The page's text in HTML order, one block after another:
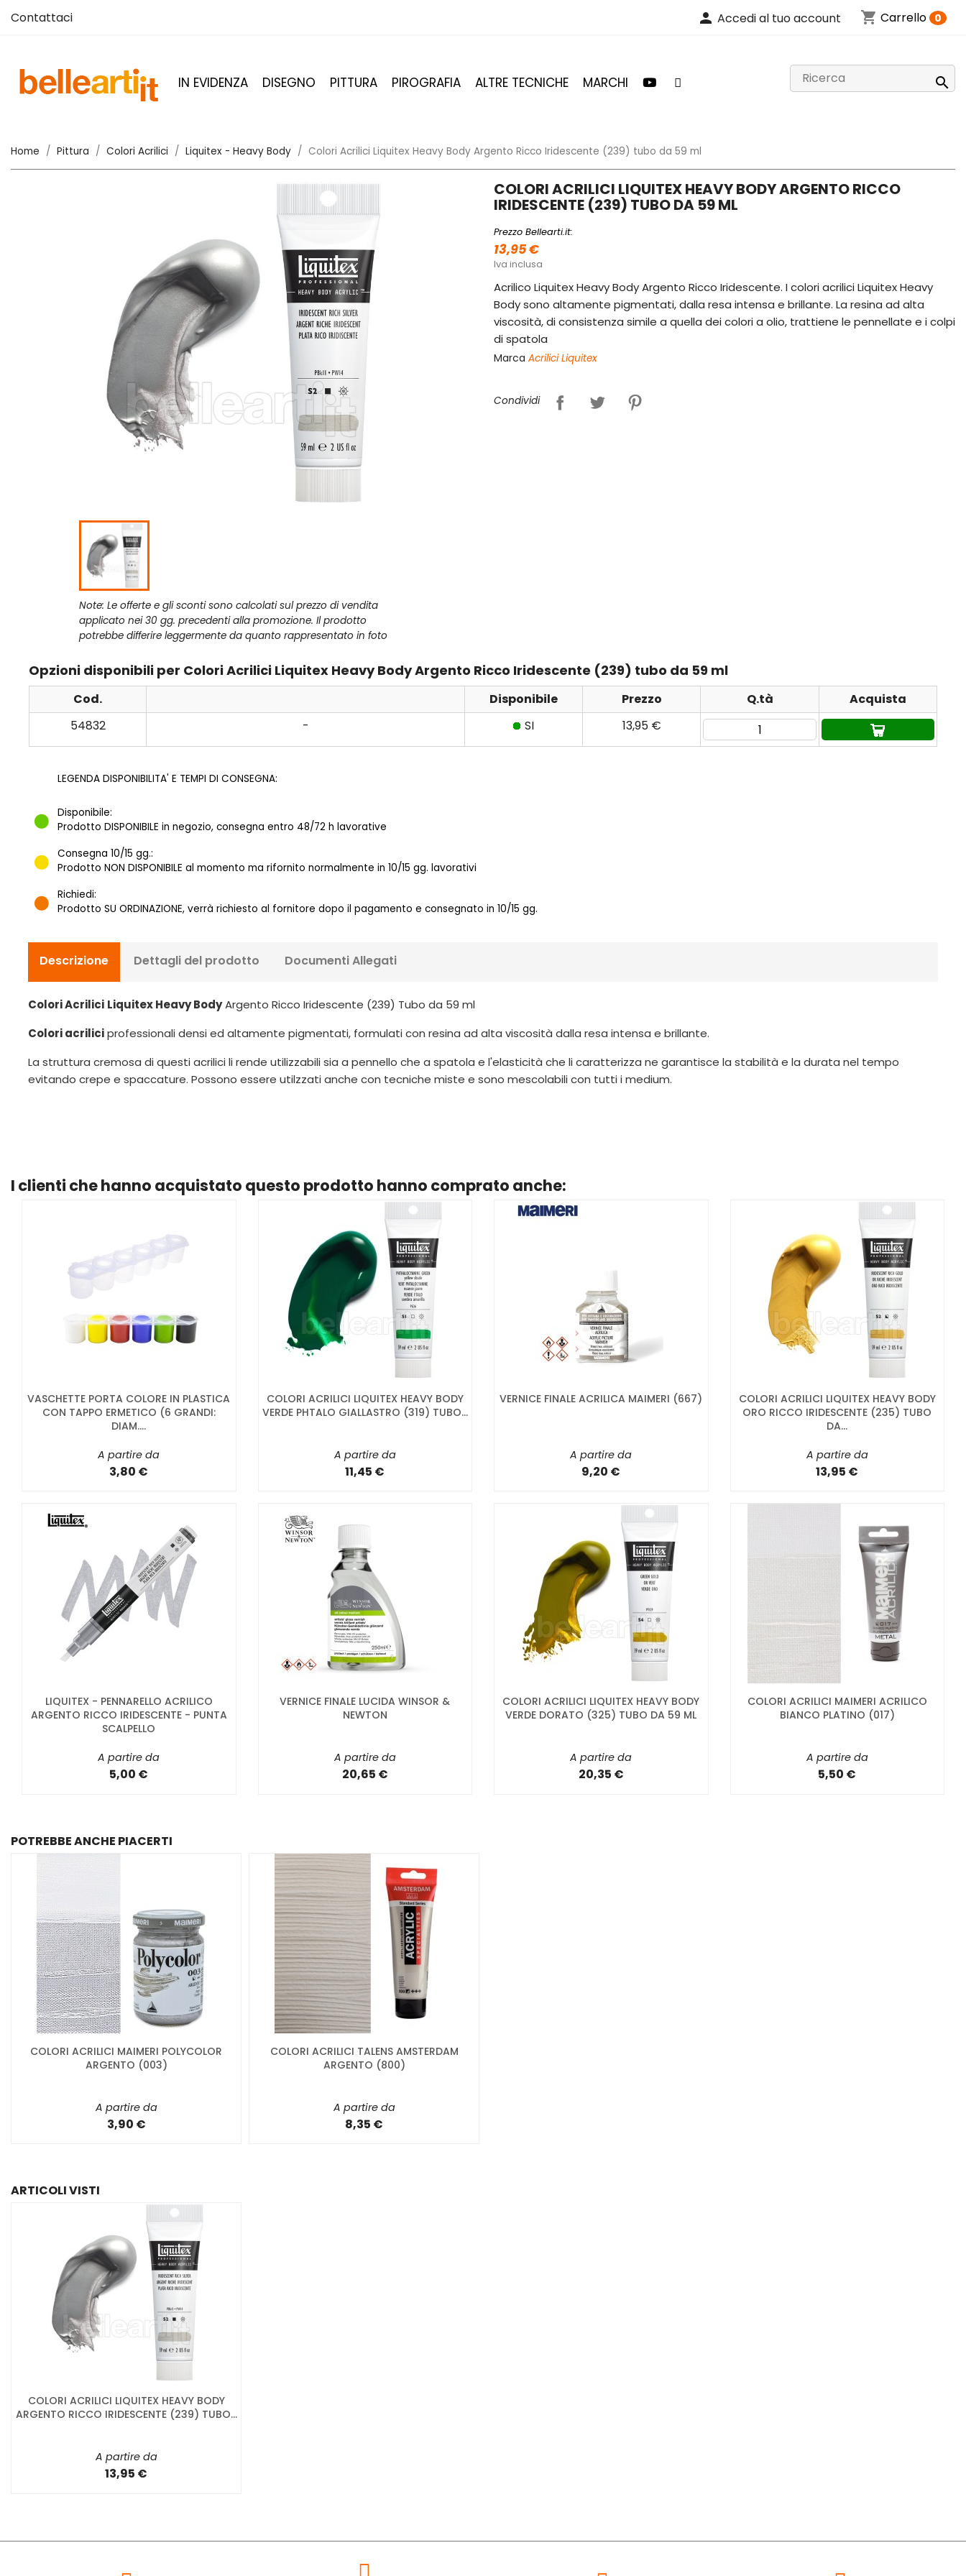
Contattaci person Accedi al tuo account shopping_cart Carrello 0
IN EVIDENZA DISEGNO PITTURA PIROGRAFIA ALTRE TECNICHE MARCHI 
Home Pittura Colori Acrilici Liquitex - Heavy Body Colori Acrilici Liquitex Heavy Body Argento Ricco Iridescente (239) tubo da 59 ml
Note: Le offerte e gli sconti sono calcolati sul prezzo di vendita
applicato nei 30 gg. precedenti alla promozione. Il prodotto
potrebbe differire leggermente da quanto rappresentato in foto
COLORI ACRILICI LIQUITEX HEAVY BODY ARGENTO RICCO
IRIDESCENTE (239) TUBO DA 59 ML
Prezzo Bellearti.it:
13,95 €
Iva inclusa
Acrilico Liquitex Heavy Body Argento Ricco Iridescente. I colori acrilici Liquitex Heavy
Body sono altamente pigmentati, dalla resa intensa e brillante. La resina ad alta
viscosità, di consistenza simile a quella dei colori a olio, trattiene le pennellate e i colpi
di spatola
Marca Acrilici Liquitex
Condividi
Opzioni disponibili per Colori Acrilici Liquitex Heavy Body Argento Ricco Iridescente (239) tubo da 59 ml
Cod. Disponibile Prezzo Q.tà
Acquista
54832
- SI 13,95 €
LEGENDA DISPONIBILITA' E TEMPI DI CONSEGNA:
Disponibile:
Prodotto DISPONIBILE in negozio, consegna entro 48/72 h lavorative
Consegna 10/15 gg.:
Prodotto NON DISPONIBILE al momento ma rifornito normalmente in 10/15 gg. lavorativi
Richiedi:
Prodotto SU ORDINAZIONE, verrà richiesto al fornitore dopo il pagamento e consegnato in 10/15 gg.
Descrizione Dettagli del prodotto Documenti Allegati
Colori Acrilici Liquitex Heavy BodyArgento Ricco Iridescente (239) Tubo da 59 ml
Colori acriliciprofessionali densi ed altamente pigmentati, formulati con resina ad alta viscosità dalla resa intensa e brillante.
La struttura cremosa di questi acrilici li rende utilizzabili sia a pennello che a spatola e l'elasticità che li caratterizza ne garantisce la stabilità e la durata nel tempo
evitando crepe e spaccature. Possono essere utilzzati anche con tecniche miste e sono mescolabili con tutti i medium.
I clienti che hanno acquistato questo prodotto hanno comprato anche:
VASCHETTE PORTA COLORE IN PLASTICA
CON TAPPO ERMETICO (6 GRANDI:
DIAM....
A partire da
3,80 €
COLORI ACRILICI LIQUITEX HEAVY BODY
VERDE PHTALO GIALLASTRO (319) TUBO...
A partire da
11,45 €
VERNICE FINALE ACRILICA MAIMERI (667)
A partire da
9,20 €
COLORI ACRILICI LIQUITEX HEAVY BODY
ORO RICCO IRIDESCENTE (235) TUBO
DA...
A partire da
13,95 €
LIQUITEX - PENNARELLO ACRILICO
ARGENTO RICCO IRIDESCENTE - PUNTA
SCALPELLO
A partire da
5,00 €
VERNICE FINALE LUCIDA WINSOR &
NEWTON
A partire da
20,65 €
COLORI ACRILICI LIQUITEX HEAVY BODY
VERDE DORATO (325) TUBO DA 59 ML
A partire da
20,35 €
COLORI ACRILICI MAIMERI ACRILICO
BIANCO PLATINO (017)
A partire da
5,50 €
POTREBBE ANCHE PIACERTI
COLORI ACRILICI MAIMERI POLYCOLOR
ARGENTO (003)
A partire da
3,90 €
COLORI ACRILICI TALENS AMSTERDAM
ARGENTO (800)
A partire da
8,35 €
ARTICOLI VISTI
COLORI ACRILICI LIQUITEX HEAVY BODY
ARGENTO RICCO IRIDESCENTE (239) TUBO...
A partire da
13,95 €